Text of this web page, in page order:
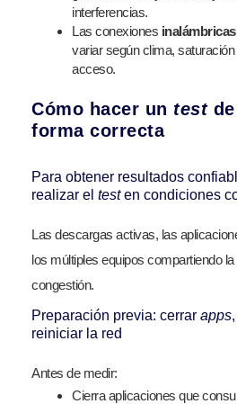
interferencias.
Las conexiones
variar según clima,
acceso.
Cómo hacer un testde
forma correcta
Para obtener resultados
realizar el testen condiciones
Las descargas activas, las
los múltiples equipos compartiendo
congestión.
Preparación previa: cerrar apps
reiniciar la red
Antes de medir:
Cierra aplicaciones que